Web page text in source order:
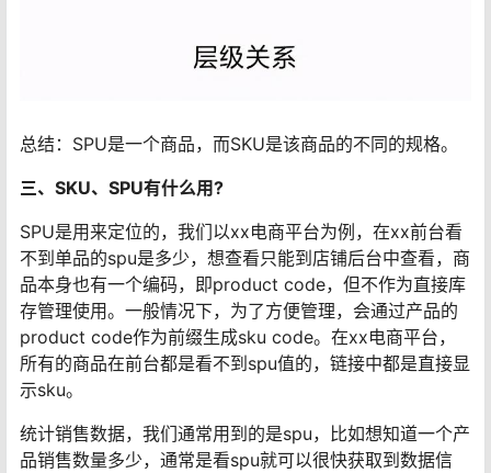
总结：SPU是一个商品，而SKU是该商品的不同的规格。
三、SKU、SPU有什么用?
SPU是用来定位的，我们以xx电商平台为例，在xx前台看
不到单品的spu是多少，想查看只能到店铺后台中查看，商
品本身也有一个编码，即product code，但不作为直接库
存管理使用。一般情况下，为了方便管理，会通过产品的
product code作为前缀生成sku code。在xx电商平台，
所有的商品在前台都是看不到spu值的，链接中都是直接显
示sku。
统计销售数据，我们通常用到的是spu，比如想知道一个产
品销售数量多少，通常是看spu就可以很快获取到数据信